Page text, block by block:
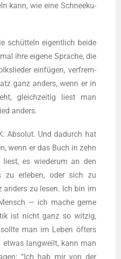
kann, wie eine Schnee­ku­
schüt­teln eigent­lich bei­de
ihre eige­ne Spra­che, die
ein­fü­gen, ver­frem­
ganz anders, wenn er in
gleich­zei­tig liest man
anders.
Abso­lut. Und dadurch hat
wenn er das Buch in zehn
es wie­der­um an den
zu erle­ben, oder sich zu
anders zu lesen. Ich bin im
— ich mache ger­ne
ist nicht ganz so wit­zig,
man im Leben öfters
etwas lang­weilt, kann man
“Ich hab mir von der